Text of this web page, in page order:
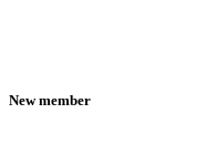
New member